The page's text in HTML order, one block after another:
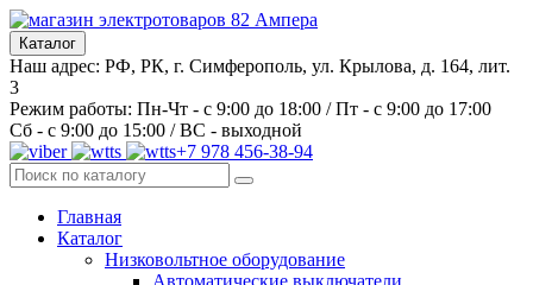
Каталог
Наш адрес: РФ, РК, г. Симферополь, ул. Крылова, д. 164, лит.
3
Режим работы: Пн-Чт - с 9:00 до 18:00 / Пт - с 9:00 до 17:00
Сб - с 9:00 до 15:00 / ВС - выходной
+7 978 456-38-94
Главная
Каталог
Низковольтное оборудование
Автоматические выключатели